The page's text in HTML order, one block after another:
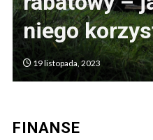
niego
19 listopada, 2023
FINANSE